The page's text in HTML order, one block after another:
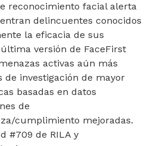
reconocimiento facial alerta
delincuentes conocidos
la eficacia de sus
versión de FaceFirst
activas aún más
de investigación de mayor
basadas en datos
de
cumplimiento mejoradas.
#709 de RILA y